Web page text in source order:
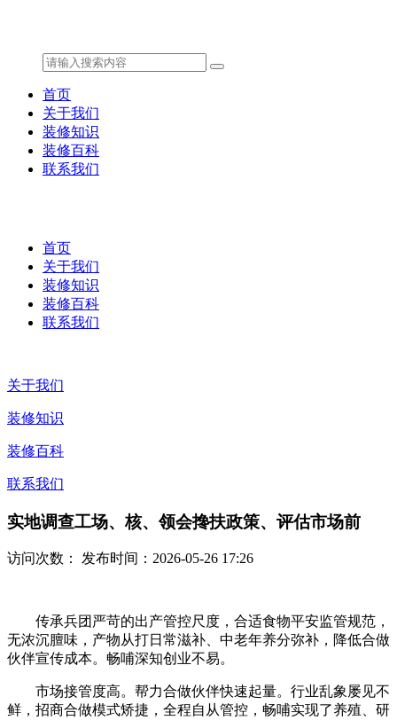
首页
关于我们
装修知识
装修百科
联系我们
首页
关于我们
装修知识
装修百科
联系我们
关于我们
装修知识
装修百科
联系我们
实地调查工场、核、领会搀扶政策、评估市场前
访问次数： 发布时间：2026-05-26 17:26
传承兵团严苛的出产管控尺度，合适食物平安监管规范，
无浓沉膻味，产物从打日常滋补、中老年养分弥补，降低合做
伙伴宣传成本。畅哺深知创业不易。
市场接管度高。帮力合做伙伴快速起量。行业乱象屡见不
鲜，招商合做模式矫捷，全程自从管控，畅哺实现了养殖、研